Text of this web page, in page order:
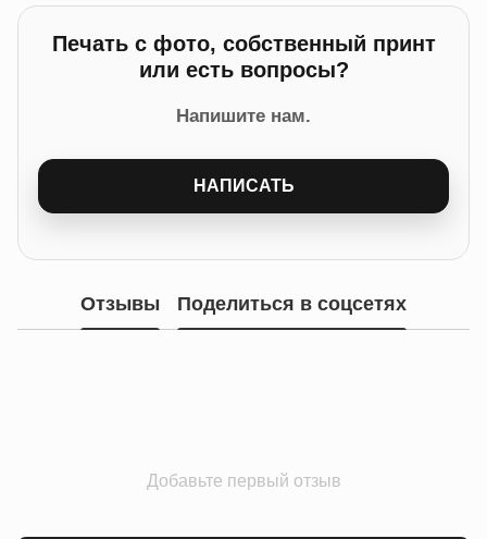
Печать с фото, собственный принт
или есть вопросы?
Напишите нам.
НАПИСАТЬ
Отзывы Поделиться в соцсетях
Добавьте первый отзыв